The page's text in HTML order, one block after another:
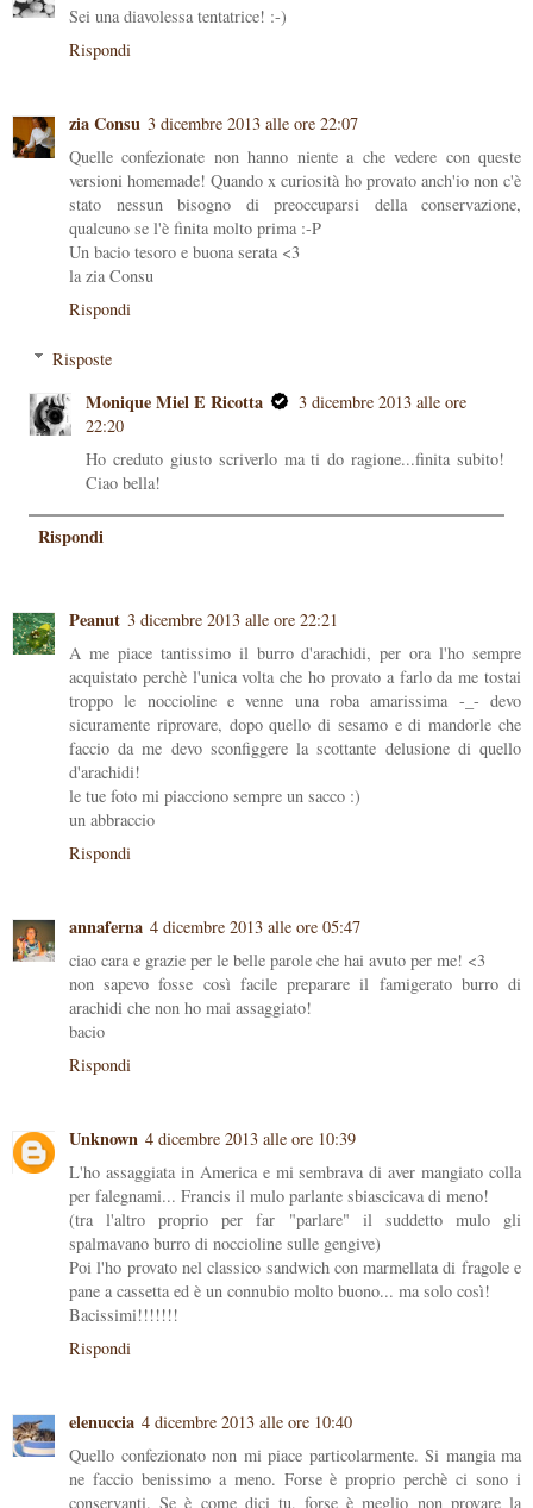
Sei una diavolessa tentatrice! :-)
Rispondi
zia Consu 3 dicembre 2013 alle ore 22:07
Quelle confezionate non hanno niente a che vedere con queste
versioni homemade! Quando x curiosità ho provato anch'io non c'è
stato nessun bisogno di preoccuparsi della conservazione,
qualcuno se l'è finita molto prima :-P
Un bacio tesoro e buona serata <3
la zia Consu
Rispondi
Risposte
Monique Miel E Ricotta
3 dicembre 2013 alle ore
22:20
Ho creduto giusto scriverlo ma ti do ragione...finita subito!
Ciao bella!
Rispondi
Peanut 3 dicembre 2013 alle ore 22:21
A me piace tantissimo il burro d'arachidi, per ora l'ho sempre
acquistato perchè l'unica volta che ho provato a farlo da me tostai
troppo le noccioline e venne una roba amarissima -_- devo
sicuramente riprovare, dopo quello di sesamo e di mandorle che
faccio da me devo sconfiggere la scottante delusione di quello
d'arachidi!
le tue foto mi piacciono sempre un sacco :)
un abbraccio
Rispondi
annaferna 4 dicembre 2013 alle ore 05:47
ciao cara e grazie per le belle parole che hai avuto per me! <3
non sapevo fosse così facile preparare il famigerato burro di
arachidi che non ho mai assaggiato!
bacio
Rispondi
Unknown 4 dicembre 2013 alle ore 10:39
L'ho assaggiata in America e mi sembrava di aver mangiato colla
per falegnami... Francis il mulo parlante sbiascicava di meno!
(tra l'altro proprio per far "parlare" il suddetto mulo gli
spalmavano burro di noccioline sulle gengive)
Poi l'ho provato nel classico sandwich con marmellata di fragole e
pane a cassetta ed è un connubio molto buono... ma solo così!
Bacissimi!!!!!!!
Rispondi
elenuccia 4 dicembre 2013 alle ore 10:40
Quello confezionato non mi piace particolarmente. Si mangia ma
ne faccio benissimo a meno. Forse è proprio perchè ci sono i
conservanti. Se è come dici tu, forse è meglio non provare la